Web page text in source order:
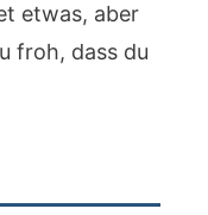
etwas, aber
froh, dass du